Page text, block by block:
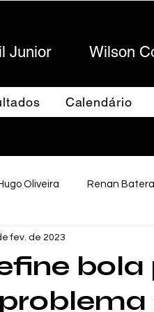
Junior Wilson
Calendário
Oliveira Renan Batera
Futebol Maringaense
fev. de 2023